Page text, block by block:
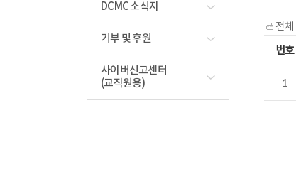
DCMC 소식지
기부 및 후원
사이버신고센터
(교직원용)
전체
번호
1